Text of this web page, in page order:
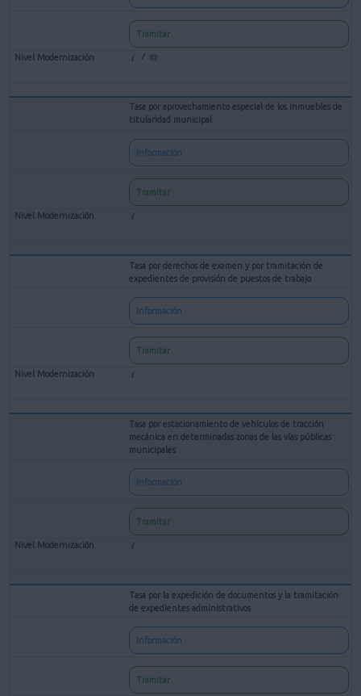
Tramitar
Tasa por aprovechamiento especial de los inmuebles de
titularidad municipal
Información
Tramitar
Tasa por derechos de examen y por tramitación de
expedientes de provisión de puestos de trabajo
Información
Tramitar
Tasa por estacionamiento de vehículos de tracción
mecánica en determinadas zonas de las vías públicas
municipales
Información
Tramitar
Tasa por la expedición de documentos y la tramitación
de expedientes administrativos
Información
Tramitar